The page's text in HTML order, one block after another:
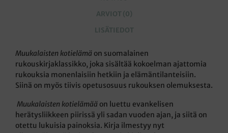
ARVIOT (0)
LISÄTIEDOT
Muukalaisten kotielämä on suomalainen
rukouskirjaklassikko, joka sisältää kokoelman ajattomia
rukouksia monenlaisiin hetkiin ja elämäntilanteisiin.
Siinä on myös tiivis opetusosuus rukouksen olemuksesta.
Muukalaisten kotielämää on luettu evankelisen
herätysliikkeen piirissä yli sadan vuoden ajan, ja siitä on
otettu lukuisia painoksia. Kirja ilmestyy nyt